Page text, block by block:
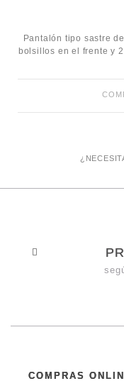
Pantalón tipo sastre
bolsillos en el frente y
COMPRAS